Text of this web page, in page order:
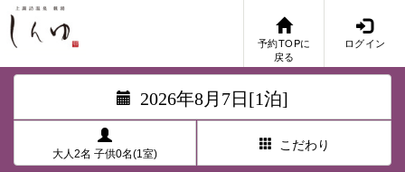
予約TOPに
戻る
ログイン
2026年8月7日[1泊]
大人2名 子供0名(1室)
こだわり